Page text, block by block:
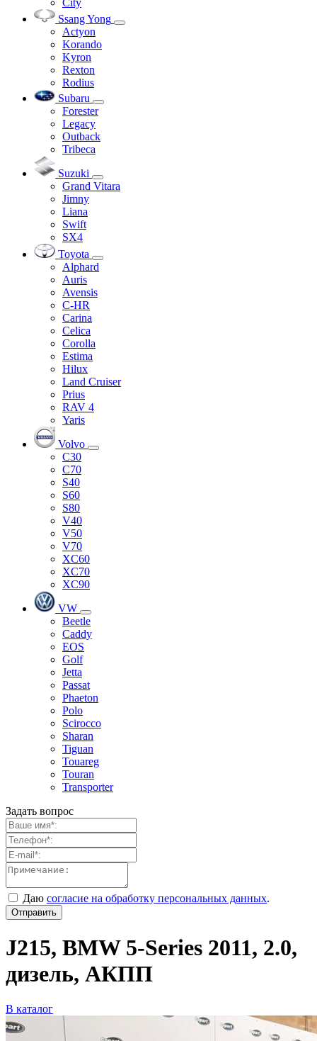
City
Ssang Yong
Actyon
Korando
Kyron
Rexton
Rodius
Subaru
Forester
Legacy
Outback
Tribeca
Suzuki
Grand Vitara
Jimny
Liana
Swift
SX4
Toyota
Alphard
Auris
Avensis
C-HR
Carina
Celica
Corolla
Estima
Hilux
Land Cruiser
Prius
RAV 4
Yaris
Volvo
C30
C70
S40
S60
S80
V40
V50
V70
XC60
XC70
XC90
VW
Beetle
Caddy
EOS
Golf
Jetta
Passat
Phaeton
Polo
Scirocco
Sharan
Tiguan
Touareg
Touran
Transporter
Задать вопрос
Даю согласие на обработку персональных данных.
Отправить
J215, BMW 5-Series 2011, 2.0,
дизель, АКПП
В каталог